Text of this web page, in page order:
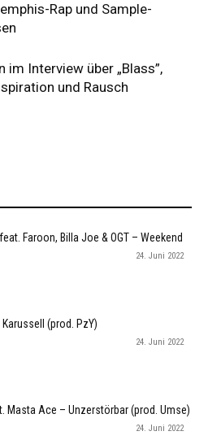
Rap und Sample-
im Interview über „Blass”,
und Rausch
Faroon, Billa Joe & OGT – Weekend
24. Juni 2022
(prod. PzY)
24. Juni 2022
Masta Ace – Unzerstörbar (prod. Umse)
24. Juni 2022